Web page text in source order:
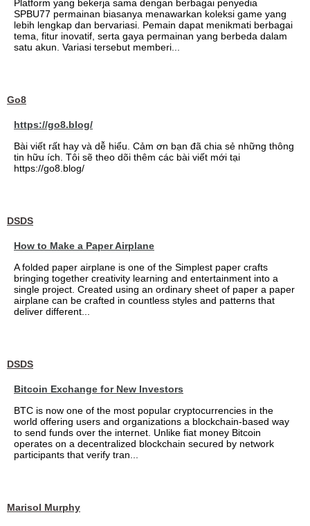
Platform yang bekerja sama dengan berbagai penyedia
SPBU77 permainan biasanya menawarkan koleksi game yang
lebih lengkap dan bervariasi. Pemain dapat menikmati berbagai
tema, fitur inovatif, serta gaya permainan yang berbeda dalam
satu akun. Variasi tersebut memberi...
Go8
https://go8.blog/
Bài viết rất hay và dễ hiểu. Cảm ơn bạn đã chia sẻ những thông
tin hữu ích. Tôi sẽ theo dõi thêm các bài viết mới tại
https://go8.blog/
DSDS
How to Make a Paper Airplane
A folded paper airplane is one of the Simplest paper crafts
bringing together creativity learning and entertainment into a
single project. Created using an ordinary sheet of paper a paper
airplane can be crafted in countless styles and patterns that
deliver different...
DSDS
Bitcoin Exchange for New Investors
BTC is now one of the most popular cryptocurrencies in the
world offering users and organizations a blockchain-based way
to send funds over the internet. Unlike fiat money Bitcoin
operates on a decentralized blockchain secured by network
participants that verify tran...
Marisol Murphy